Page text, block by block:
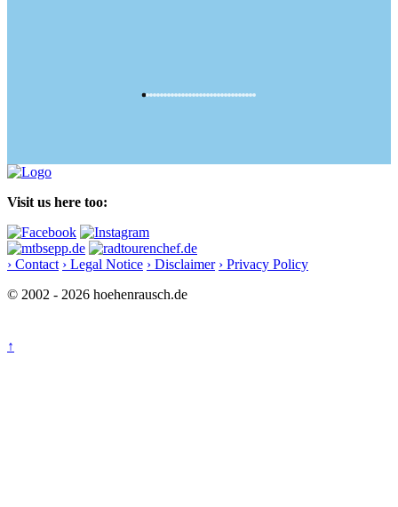
Visit us here too:
› Contact › Legal Notice › Disclaimer › Privacy Policy
© 2002 - 2026 hoehenrausch.de
↑